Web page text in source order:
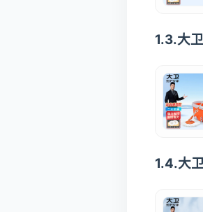
1.3.大
1.4.大